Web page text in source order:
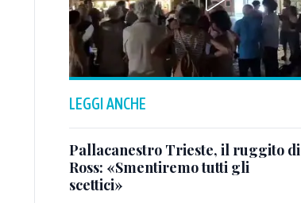
LEGGI ANCHE
Pallacanestro Trieste, il ruggito di
Ross: «Smentiremo tutti gli
scettici»